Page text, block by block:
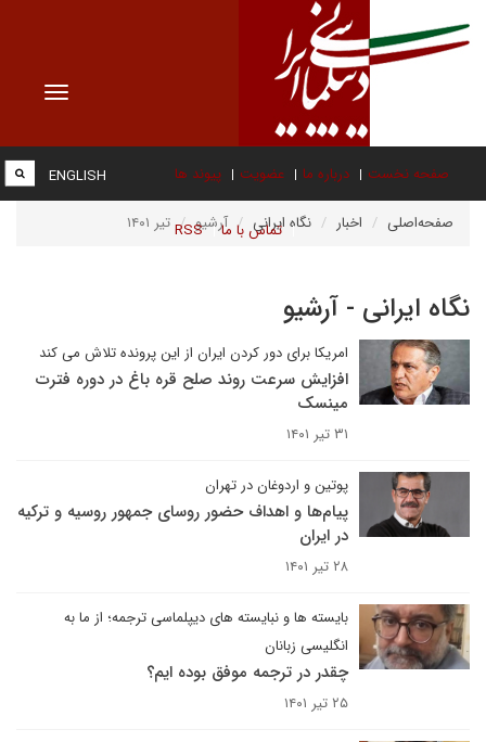
Toggle
صفحه نخست درباره ما عضویت پیوند ها
تماس با ما RSS
ENGLISH
صفحه‌اصلی اخبار نگاه ایرانی آرشیو تیر ۱۴۰۱
نگاه ایرانی - آرشیو
امریکا برای دور کردن ایران از این پرونده تلاش می کند
افزایش سرعت روند صلح قره باغ در دوره فترت
مینسک
۳۱ تیر ۱۴۰۱
پوتین و اردوغان در تهران
پیام‌ها و اهداف حضور روسای جمهور روسیه و ترکیه
در ایران
۲۸ تیر ۱۴۰۱
بایسته ها و نبایسته های دیپلماسی ترجمه؛ از ما به
انگلیسی زبانان
چقدر در ترجمه موفق بوده ایم؟
۲۵ تیر ۱۴۰۱